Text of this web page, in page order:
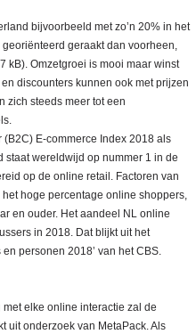
bijvoorbeeld met zo’n 20% in het
geraakt dan voorheen,
kB). Omzetgroei is mooi maar winst
discounters kunnen ook met prijzen
zich steeds meer tot een
E-commerce Index 2018 als
wereldwijd op nummer 1 in de
op de online retail. Factoren van
hoge percentage online shoppers,
en ouder. Het aandeel NL online
in 2018. Dat blijkt uit het
personen 2018’ van het CBS.
elke online interactie zal de
uit onderzoek van MetaPack. Als